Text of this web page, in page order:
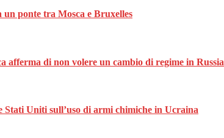
ponte tra Mosca e Bruxelles
afferma di non volere un cambio di regime in Russia
Stati Uniti sull’uso di armi chimiche in Ucraina